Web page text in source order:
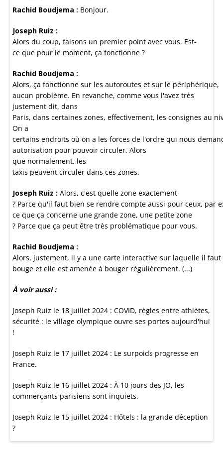
Rachid Boudjema : Bonjour.
Joseph Ruiz :
Alors du coup, faisons un premier point avec vous. Est-
ce que pour le moment, ça fonctionne ?
Rachid Boudjema :
Alors, ça fonctionne sur les autoroutes et sur le périphérique,
aucun problème. En revanche, comme vous l'avez très
justement dit, dans
Paris, dans certaines zones, effectivement, les consignes au
On a
certains endroits où on a les forces de l'ordre qui nous
autorisation pour pouvoir circuler. Alors
que normalement, les
taxis peuvent circuler dans ces zones.
Joseph Ruiz : Alors, c'est quelle zone exactement
? Parce qu'il faut bien se rendre compte aussi pour ceux, par
ce que ça concerne une grande zone, une petite zone
? Parce que ça peut être très problématique pour vous.
Rachid Boudjema :
Alors, justement, il y a une carte interactive sur laquelle il
bouge et elle est amenée à bouger régulièrement. (...)
À voir aussi :
Joseph Ruiz le 18 juillet 2024 : COVID, règles entre athlètes,
sécurité : le village olympique ouvre ses portes aujourd'hui
!
Joseph Ruiz le 17 juillet 2024 : Le surpoids progresse en
France.
Joseph Ruiz le 16 juillet 2024 : À 10 jours des JO, les
commerçants parisiens sont inquiets.
Joseph Ruiz le 15 juillet 2024 : Hôtels : la grande déception
?